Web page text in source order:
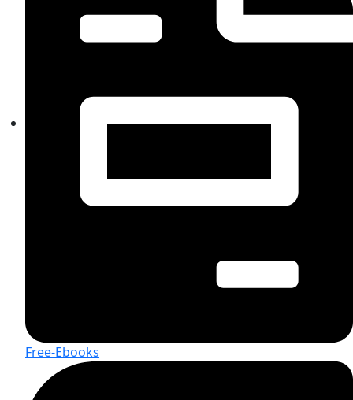
Free-Ebooks